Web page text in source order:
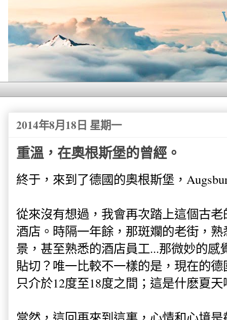
2014年8月18日 星期一
重溫，在奧根斯堡的曾經。
終于，來到了德國的奧根斯堡，
從來沒有想過，我會再次踏上這個古
酒店。時隔一年餘，那斑斕的老街，
景，甚至熟悉的酒店員工...那微妙的感
貼切？唯一比較不一樣的是，現在的
只介於12度至18度之間；這是什麽夏